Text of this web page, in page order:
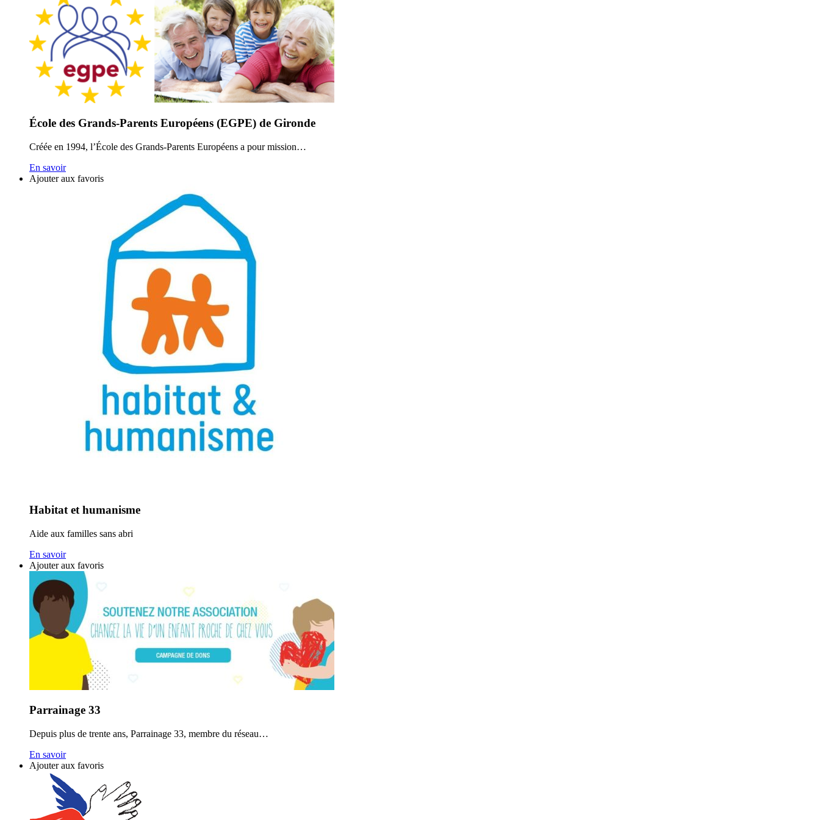
École des Grands-Parents Européens (EGPE) de Gironde
Créée en 1994, l’École des Grands-Parents Européens a pour mission…
En savoir
Ajouter aux favoris
Habitat et humanisme
Aide aux familles sans abri
En savoir
Ajouter aux favoris
Parrainage 33
Depuis plus de trente ans, Parrainage 33, membre du réseau…
En savoir
Ajouter aux favoris